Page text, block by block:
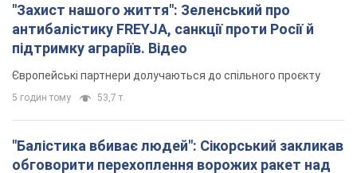
"Захист нашого життя": Зеленський про
антибалістику FREYJA, санкції проти Росії й
підтримку аграріїв. Відео
Європейські партнери долучаються до спільного проєкту
5 годин тому 53,7 т.
"Балістика вбиває людей": Сікорський закликав
обговорити перехоплення ворожих ракет над